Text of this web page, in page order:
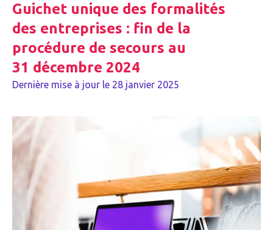
Guichet unique des formalités
des entreprises : fin de la
procédure de secours au
31 décembre 2024
Dernière mise à jour le 28 janvier 2025